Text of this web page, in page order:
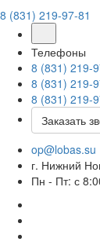
8 (831) 219-97-81
Телефоны
8 (831) 219-
8 (831) 219-
8 (831) 219-
Заказать
op@lobas.su
г. Нижний
Пн - Пт: с